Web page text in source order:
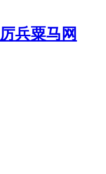
厉兵粟马网